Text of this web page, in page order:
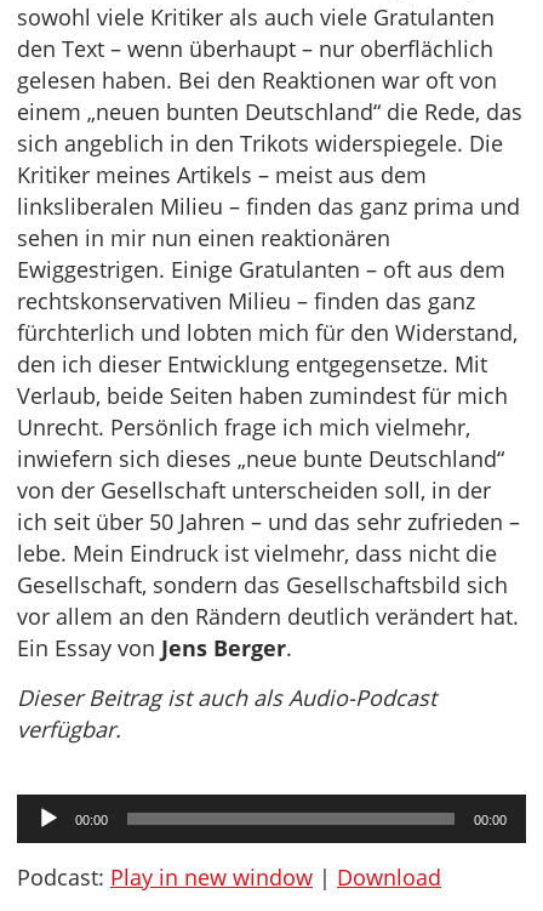
sowohl viele Kritiker als auch viele Gratulanten
den Text – wenn überhaupt – nur oberflächlich
gelesen haben. Bei den Reaktionen war oft von
einem „neuen bunten Deutschland“ die Rede, das
sich angeblich in den Trikots widerspiegele. Die
Kritiker meines Artikels – meist aus dem
linksliberalen Milieu – finden das ganz prima und
sehen in mir nun einen reaktionären
Ewiggestrigen. Einige Gratulanten – oft aus dem
rechtskonservativen Milieu – finden das ganz
fürchterlich und lobten mich für den Widerstand,
den ich dieser Entwicklung entgegensetze. Mit
Verlaub, beide Seiten haben zumindest für mich
Unrecht. Persönlich frage ich mich vielmehr,
inwiefern sich dieses „neue bunte Deutschland“
von der Gesellschaft unterscheiden soll, in der
ich seit über 50 Jahren – und das sehr zufrieden –
lebe. Mein Eindruck ist vielmehr, dass nicht die
Gesellschaft, sondern das Gesellschaftsbild sich
vor allem an den Rändern deutlich verändert hat.
Ein Essay von Jens Berger.
Dieser Beitrag ist auch als Audio-Podcast
verfügbar.
Audio-
Player
00:00 00:00
Podcast: Play in new window | Download